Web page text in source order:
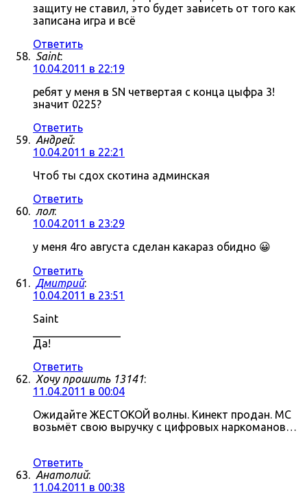
защиту не ставил, это будет зависеть от того как
записана игра и всё
Ответить
Saint:
10.04.2011 в 22:19
ребят у меня в SN четвертая с конца цыфра 3!
значит 0225?
Ответить
Андрей:
10.04.2011 в 22:21
Чтоб ты сдох скотина админская
Ответить
лол:
10.04.2011 в 23:29
у меня 4го августа сделан какараз обидно 😀
Ответить
Дмитрий:
10.04.2011 в 23:51
Saint
Да!
Ответить
Хочу прошить 13141:
11.04.2011 в 00:04
Ожидайте ЖЕСТОКОЙ волны. Кинект продан. МС
возьмёт свою выручку с цифровых наркоманов…
Ответить
Анатолий:
11.04.2011 в 00:38